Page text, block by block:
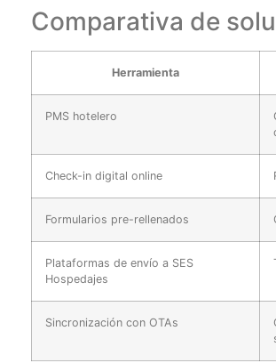
Comparativa de
Herramienta
PMS hotelero
Check-in digital online
Formularios pre-rellenados
Plataformas de envío a SES
Hospedajes
Sincronización con OTAs